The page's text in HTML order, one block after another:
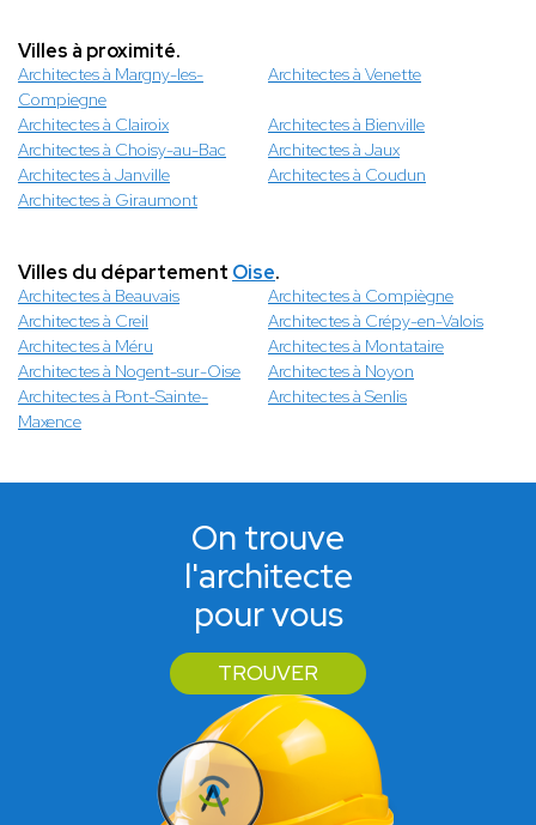
Villes à proximité.
Architectes à Margny-les-
Compiegne
Architectes à Venette
Architectes à Clairoix
Architectes à Bienville
Architectes à Choisy-au-Bac
Architectes à Jaux
Architectes à Janville
Architectes à Coudun
Architectes à Giraumont
Villes du département Oise.
Architectes à Beauvais
Architectes à Compiègne
Architectes à Creil
Architectes à Crépy-en-Valois
Architectes à Méru
Architectes à Montataire
Architectes à Nogent-sur-Oise
Architectes à Noyon
Architectes à Pont-Sainte-
Maxence
Architectes à Senlis
On trouve
l'architecte
pour vous
TROUVER